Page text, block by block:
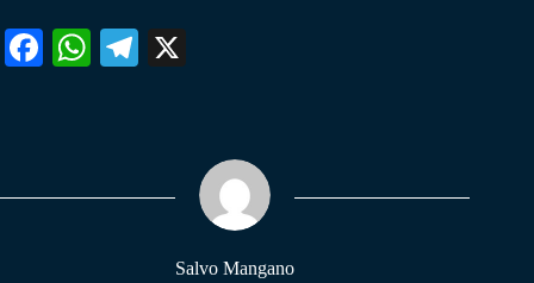
Fa W
pp
Te
m
Salvo Mangano